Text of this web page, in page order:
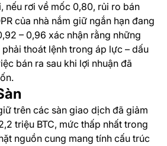
nếu rơi về mốc 0,80, rủi ro bán
của nhà nắm giữ ngắn hạn đang
– 0,96 xác nhận rằng những
thoát lệnh trong áp lực – dấu
bán ra sau khi lợi nhuận đã
trên các sàn giao dịch đã giảm
triệu BTC, mức thấp nhất trong
nguồn cung mang tính cấu trúc